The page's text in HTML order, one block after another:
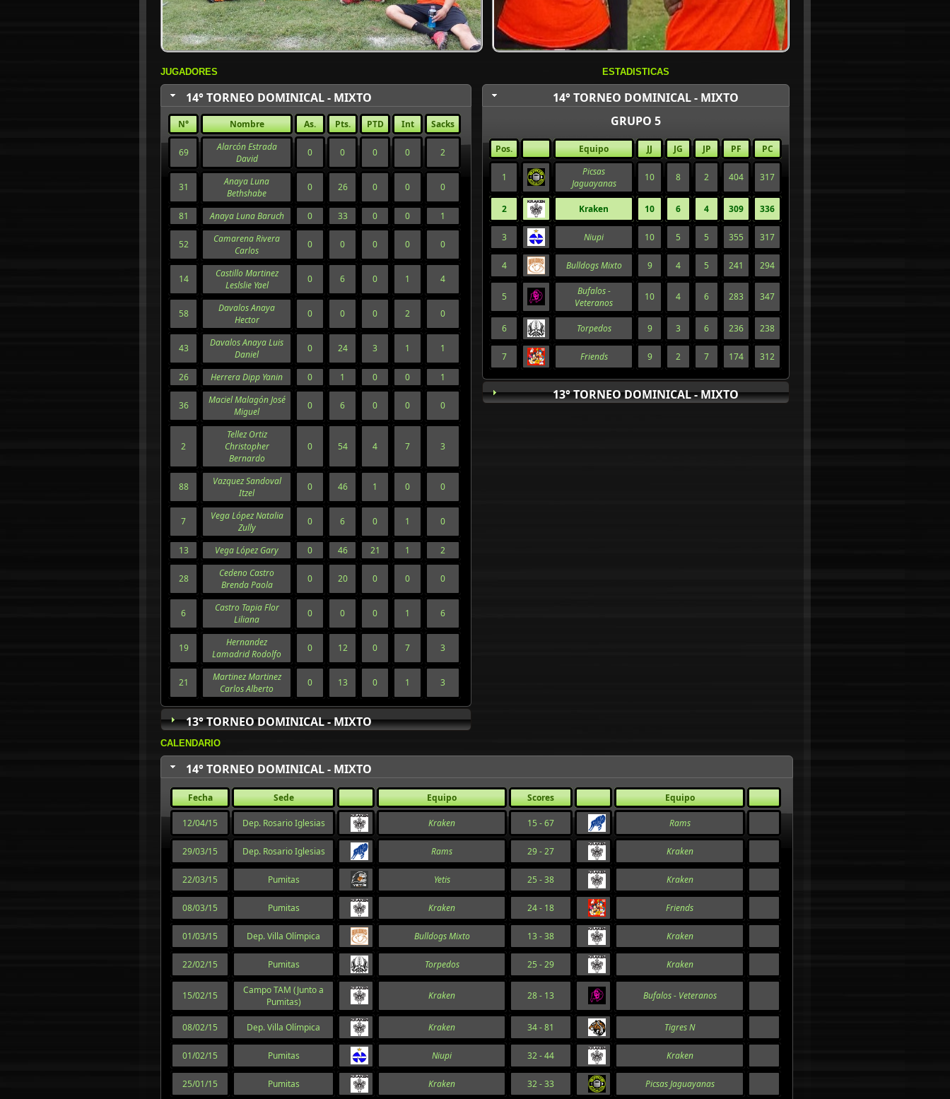
JUGADORES
14° TORNEO DOMINICAL - MIXTO
N° Nombre As. Pts. PTD Int Sacks
69
Alarcón Estrada
David
0 0 0 0 2
31
Anaya Luna
Bethshabe
0 26 0 0 0
81 Anaya Luna Baruch 0 33 0 0 1
52
Camarena Rivera
Carlos
0 0 0 0 0
14
Castillo Martinez
Leslslie Yael
0 6 0 1 4
58
Davalos Anaya
Hector
0 0 0 2 0
43
Davalos Anaya Luis
Daniel
0 24 3 1 1
26 Herrera Dipp Yanin 0 1 0 0 1
36
Maciel Malagón José
Miguel
0 6 0 0 0
2
Tellez Ortiz
Christopher
Bernardo
0 54 4 7 3
88
Vazquez Sandoval
Itzel
0 46 1 0 0
7
Vega López Natalia
Zully
0 6 0 1 0
13 Vega López Gary 0 46 21 1 2
28
Cedeno Castro
Brenda Paola
0 20 0 0 0
6
Castro Tapia Flor
Liliana
0 0 0 1 6
19
Hernandez
Lamadrid Rodolfo
0 12 0 7 3
21
Martinez Martinez
Carlos Alberto
0 13 0 1 3
13° TORNEO DOMINICAL - MIXTO
ESTADISTICAS
14° TORNEO DOMINICAL - MIXTO
GRUPO 5
Pos. Equipo JJ JG JP PF PC
1
Picsas
Jaguayanas
10 8 2 404 317
2 Kraken 10 6 4 309 336
3 Niupi 10 5 5 355 317
4 Bulldogs Mixto 9 4 5 241 294
5
Bufalos -
Veteranos
10 4 6 283 347
6 Torpedos 9 3 6 236 238
7 Friends 9 2 7 174 312
13° TORNEO DOMINICAL - MIXTO
CALENDARIO
14° TORNEO DOMINICAL - MIXTO
Fecha Sede Equipo Scores Equipo
12/04/15 Dep. Rosario Iglesias Kraken 15 - 67 Rams
29/03/15 Dep. Rosario Iglesias Rams 29 - 27 Kraken
22/03/15 Pumitas Yetis 25 - 38 Kraken
08/03/15 Pumitas Kraken 24 - 18 Friends
01/03/15 Dep. Villa Olímpica Bulldogs Mixto 13 - 38 Kraken
22/02/15 Pumitas Torpedos 25 - 29 Kraken
15/02/15
Campo TAM (Junto a
Pumitas)
Kraken 28 - 13 Bufalos - Veteranos
08/02/15 Dep. Villa Olímpica Kraken 34 - 81 Tigres N
01/02/15 Pumitas Niupi 32 - 44 Kraken
25/01/15 Pumitas Kraken 32 - 33 Picsas Jaguayanas